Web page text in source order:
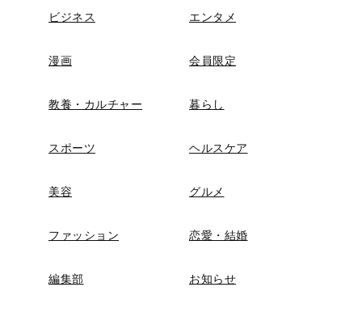
ビジネス エンタメ
漫画 会員限定
教養・カルチャー 暮らし
スポーツ ヘルスケア
美容 グルメ
ファッション 恋愛・結婚
編集部 お知らせ